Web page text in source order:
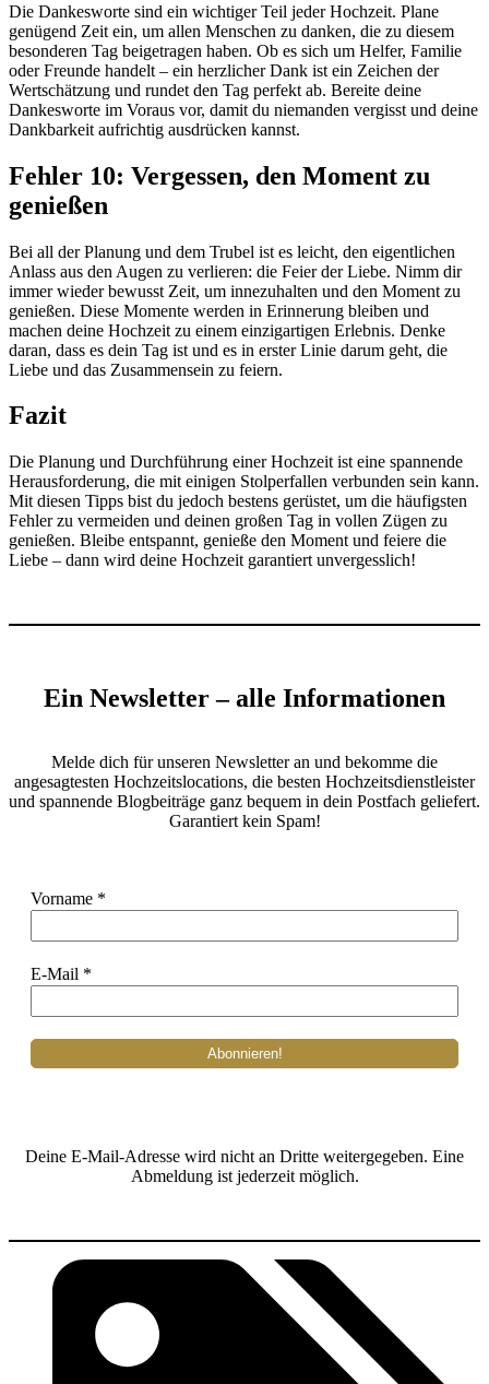
Die Dankesworte sind ein wichtiger Teil jeder Hochzeit. Plane
genügend Zeit ein, um allen Menschen zu danken, die zu diesem
besonderen Tag beigetragen haben. Ob es sich um Helfer, Familie
oder Freunde handelt – ein herzlicher Dank ist ein Zeichen der
Wertschätzung und rundet den Tag perfekt ab. Bereite deine
Dankesworte im Voraus vor, damit du niemanden vergisst und deine
Dankbarkeit aufrichtig ausdrücken kannst.
Fehler 10: Vergessen, den Moment zu
genießen
Bei all der Planung und dem Trubel ist es leicht, den eigentlichen
Anlass aus den Augen zu verlieren: die Feier der Liebe. Nimm dir
immer wieder bewusst Zeit, um innezuhalten und den Moment zu
genießen. Diese Momente werden in Erinnerung bleiben und
machen deine Hochzeit zu einem einzigartigen Erlebnis. Denke
daran, dass es dein Tag ist und es in erster Linie darum geht, die
Liebe und das Zusammensein zu feiern.
Fazit
Die Planung und Durchführung einer Hochzeit ist eine spannende
Herausforderung, die mit einigen Stolperfallen verbunden sein kann.
Mit diesen Tipps bist du jedoch bestens gerüstet, um die häufigsten
Fehler zu vermeiden und deinen großen Tag in vollen Zügen zu
genießen. Bleibe entspannt, genieße den Moment und feiere die
Liebe – dann wird deine Hochzeit garantiert unvergesslich!
Ein Newsletter – alle Informationen
Melde dich für unseren Newsletter an und bekomme die
angesagtesten Hochzeitslocations, die besten Hochzeitsdienstleister
und spannende Blogbeiträge ganz bequem in dein Postfach geliefert.
Garantiert kein Spam!
Vorname *
E-Mail *
Deine E-Mail-Adresse wird nicht an Dritte weitergegeben. Eine
Abmeldung ist jederzeit möglich.